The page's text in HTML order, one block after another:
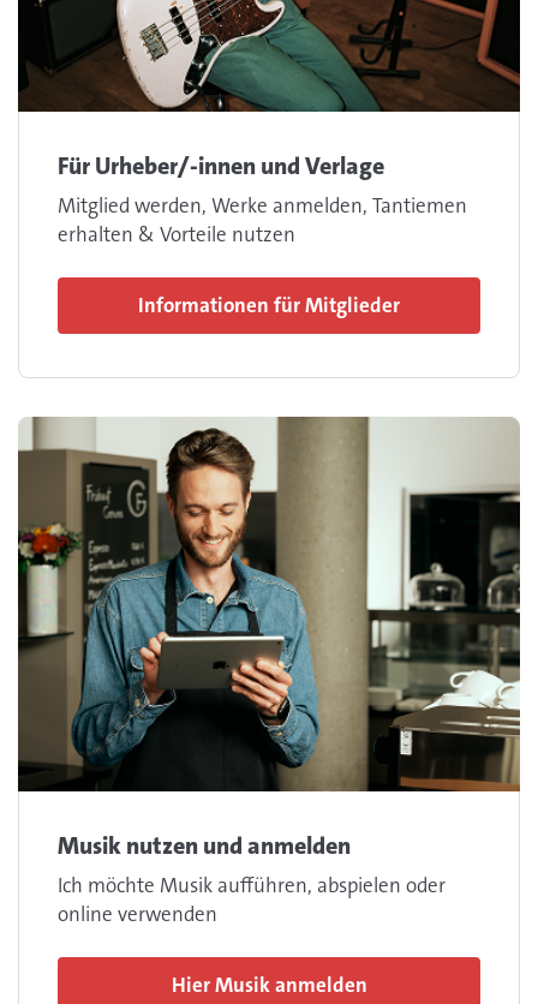
Für Urheber/-innen und Verlage
Mitglied werden, Werke anmelden, Tantiemen
erhalten & Vorteile nutzen
Informationen für Mitglieder
Musik nutzen und anmelden
Ich möchte Musik aufführen, abspielen oder
online verwenden
Hier Musik anmelden